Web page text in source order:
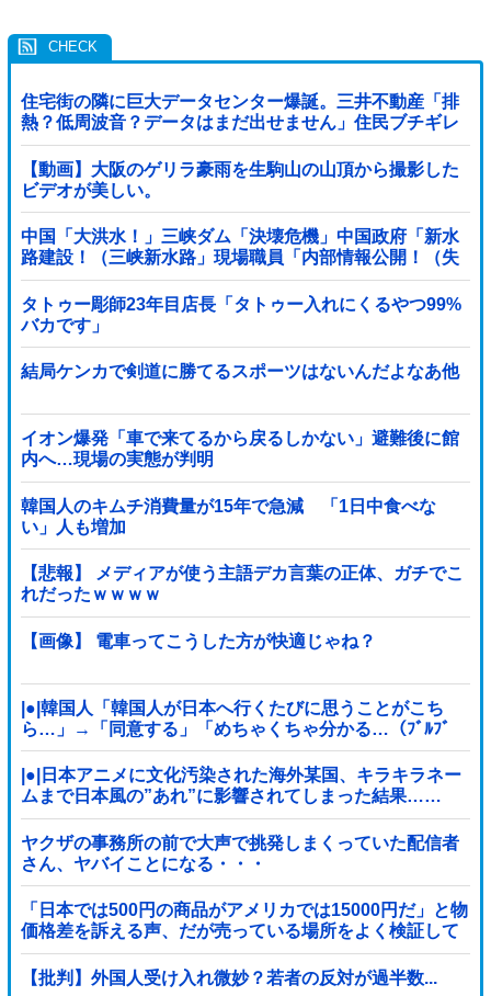
住宅街の隣に巨大データセンター爆誕。三井不動産「排
熱？低周波音？データはまだ出せません」住民ブチギレ
【動画】大阪のゲリラ豪雨を生駒山の山頂から撮影した
ビデオが美しい。
中国「大洪水！」三峡ダム「決壊危機」中国政府「新水
路建設！（三峡新水路」現場職員「内部情報公開！（失
踪」湖南省「三峡放流情報（画像」台風13号「...
タトゥー彫師23年目店長「タトゥー入れにくるやつ99%
バカです」
結局ケンカで剣道に勝てるスポーツはないんだよなあ他
イオン爆発「車で来てるから戻るしかない」避難後に館
内へ…現場の実態が判明
韓国人のキムチ消費量が15年で急減 「1日中食べな
い」人も増加
【悲報】 メディアが使う主語デカ言葉の正体、ガチでこ
れだったｗｗｗｗ
【画像】 電車ってこうした方が快適じゃね？
|●|韓国人「韓国人が日本へ行くたびに思うことがこち
ら…」→「同意する」「めちゃくちゃ分かる…（ﾌﾞﾙﾌﾞ
ﾙ」＝韓国の反応
|●|日本アニメに文化汚染された海外某国、キラキラネー
ムまで日本風の”あれ”に影響されてしまった結果……
ヤクザの事務所の前で大声で挑発しまくっていた配信者
さん、ヤバイことになる・・・
「日本では500円の商品がアメリカでは15000円だ」と物
価格差を訴える声、だが売っている場所をよく検証して
みると……
【批判】外国人受け入れ微妙？若者の反対が過半数...